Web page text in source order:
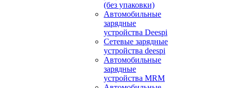
(без упаковки)
Автомобильные
зарядные
устройства Deespi
Сетевые зарядные
устройства deespi
Автомобильные
зарядные
устройства MRM